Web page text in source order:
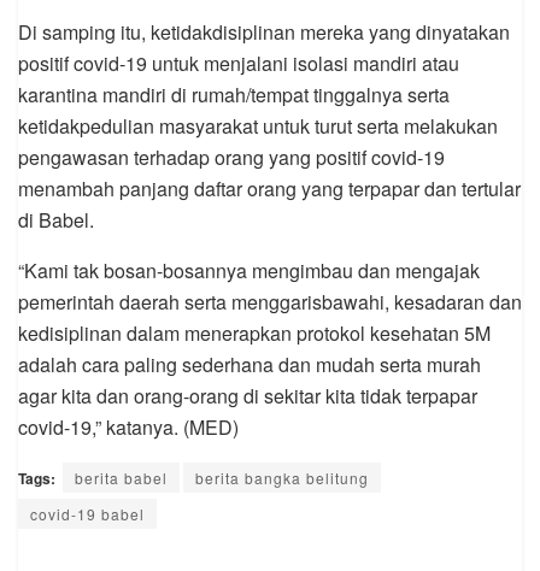
Di samping itu, ketidakdisiplinan mereka yang dinyatakan
positif covid-19 untuk menjalani isolasi mandiri atau
karantina mandiri di rumah/tempat tinggalnya serta
ketidakpedulian masyarakat untuk turut serta melakukan
pengawasan terhadap orang yang positif covid-19
menambah panjang daftar orang yang terpapar dan tertular
di Babel.
“Kami tak bosan-bosannya mengimbau dan mengajak
pemerintah daerah serta menggarisbawahi, kesadaran dan
kedisiplinan dalam menerapkan protokol kesehatan 5M
adalah cara paling sederhana dan mudah serta murah
agar kita dan orang-orang di sekitar kita tidak terpapar
covid-19,” katanya. (MED)
Tags: berita babel
berita bangka belitung
covid-19 babel